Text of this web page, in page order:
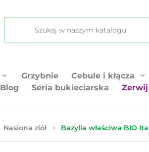
Grzybnie Cebule i kłącza
Blog Seria bukieciarska
Nasiona ziół Bazylia właściwa BIO